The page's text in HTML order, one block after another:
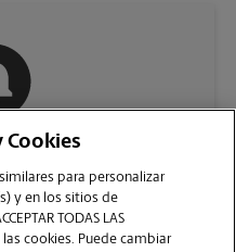
Cookies
para personalizar
y en los sitios de
TODAS LAS
las cookies. Puede cambiar